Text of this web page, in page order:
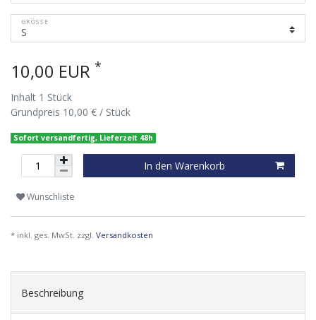
GRÖSSE
10,00 EUR *
Inhalt 1 Stück
Grundpreis 10,00 € / Stück
Sofort versandfertig, Lieferzeit 48h
In den Warenkorb
Wunschliste
* inkl. ges. MwSt. zzgl. Versandkosten
Beschreibung